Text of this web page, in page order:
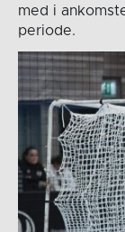
med i
periode.